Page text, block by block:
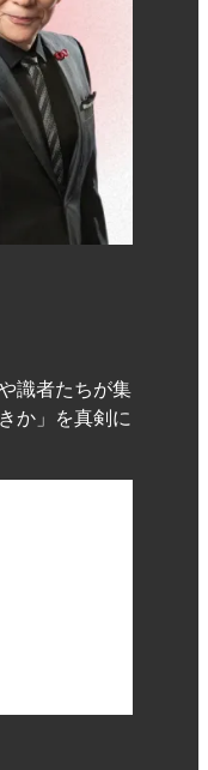
識者たちが集
か」を真剣に